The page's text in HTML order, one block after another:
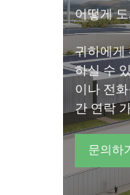
어떻게
귀하에게
하실 수
이나 전
간 연락
문의하기